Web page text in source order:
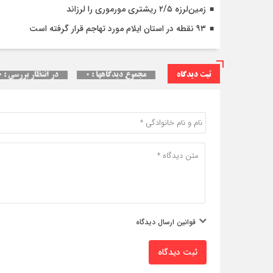
زمین‌لرزه ۲/۵ ریشتری مورموری را لرزاند
۹۳ نقطه در استان ایلام مورد تهاجم قرار گرفته است
ثبت دیدگاه مجموع دیدگاهها : ۰ در انتظار بررسی : ۰
قوانین ارسال دیدگاه
ثبت دیدگاه